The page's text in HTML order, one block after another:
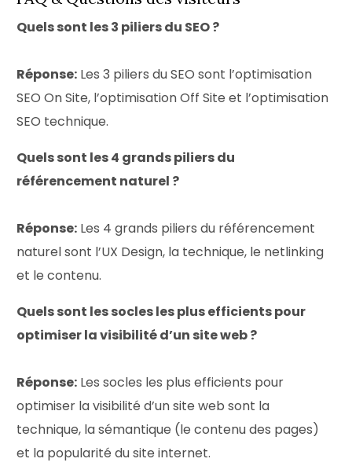
Quels sont les 3 piliers du SEO ?
Réponse: Les 3 piliers du SEO sont l’optimisation
SEO On Site, l’optimisation Off Site et l’optimisation
SEO technique.
Quels sont les 4 grands piliers du
référencement naturel ?
Réponse: Les 4 grands piliers du référencement
naturel sont l’UX Design, la technique, le netlinking
et le contenu.
Quels sont les socles les plus efficients pour
optimiser la visibilité d’un site web ?
Réponse: Les socles les plus efficients pour
optimiser la visibilité d’un site web sont la
technique, la sémantique (le contenu des pages)
et la popularité du site internet.